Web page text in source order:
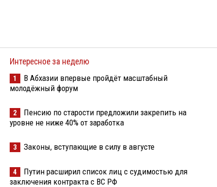
Интересное за неделю
1
В Абхазии впервые пройдёт масштабный
молодёжный форум
2
Пенсию по старости предложили закрепить на
уровне не ниже 40% от заработка
3 Законы, вступающие в силу в августе
4
Путин расширил список лиц с судимостью для
заключения контракта с ВС РФ